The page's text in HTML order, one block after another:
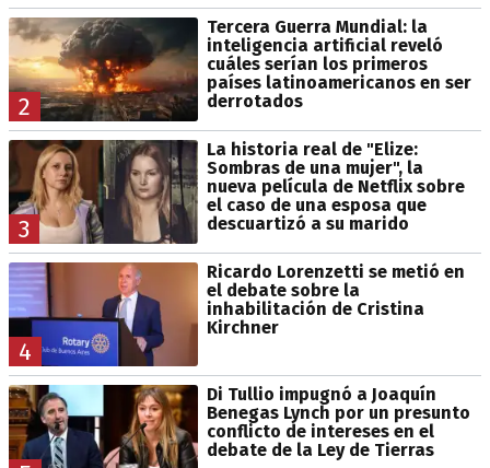
2
Tercera Guerra Mundial: la
inteligencia artificial reveló
cuáles serían los primeros
países latinoamericanos en ser
derrotados
3
La historia real de "Elize:
Sombras de una mujer", la
nueva película de Netflix sobre
el caso de una esposa que
descuartizó a su marido
4
Ricardo Lorenzetti se metió en
el debate sobre la
inhabilitación de Cristina
Kirchner
Di Tullio impugnó a Joaquín
Benegas Lynch por un presunto
conflicto de intereses en el
debate de la Ley de Tierras